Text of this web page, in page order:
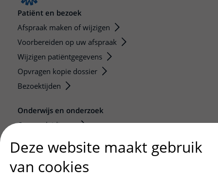
Patiënt en bezoek
Afspraak maken of wijzigen
Voorbereiden op uw afspraak
Wijzigen patiëntgegevens
Opvragen kopie dossier
Bezoektijden
Onderwijs en onderzoek
Onze opleidingen
De Nieuwe Utrechtse School
Stage en opleidingsplaatsen
Research
Deze website maakt gebruik
van cookies